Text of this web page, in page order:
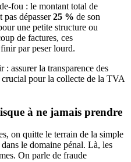
fou : le montant total de
pas dépasser25 % de son
une petite structure ou
de factures, ces
par peser lourd.
assurer la transparence des
pour la collecte de la TVA
à ne jamais prendre
on quitte le terrain de la simple
le domaine pénal. Là, les
On parle de fraude